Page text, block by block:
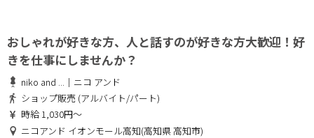
おしゃれが好きな方、人と話すのが好きな方大歓迎！好
きを仕事にしませんか？
niko and ...｜ニコ アンド
ショップ販売 (アルバイト/パート)
時給 1,030円～
ニコアンド イオンモール高知(高知県 高知市)